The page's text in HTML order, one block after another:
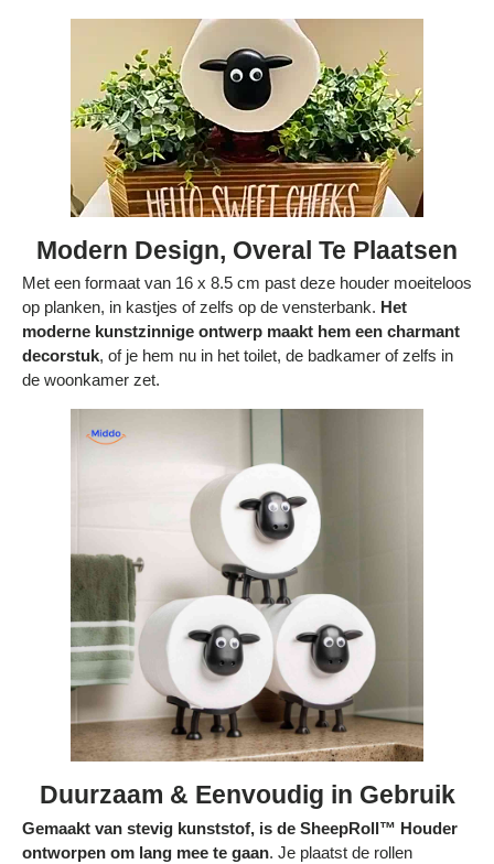
Modern Design, Overal Te Plaatsen
Met een formaat van 16 x 8.5 cm past deze houder moeiteloos
op planken, in kastjes of zelfs op de vensterbank. Het
moderne kunstzinnige ontwerp maakt hem een charmant
decorstuk, of je hem nu in het toilet, de badkamer of zelfs in
de woonkamer zet.
Duurzaam & Eenvoudig in Gebruik
Gemaakt van stevig kunststof, is de SheepRoll™ Houder
ontworpen om lang mee te gaan. Je plaatst de rollen